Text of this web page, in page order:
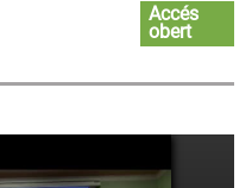
Accés
obert